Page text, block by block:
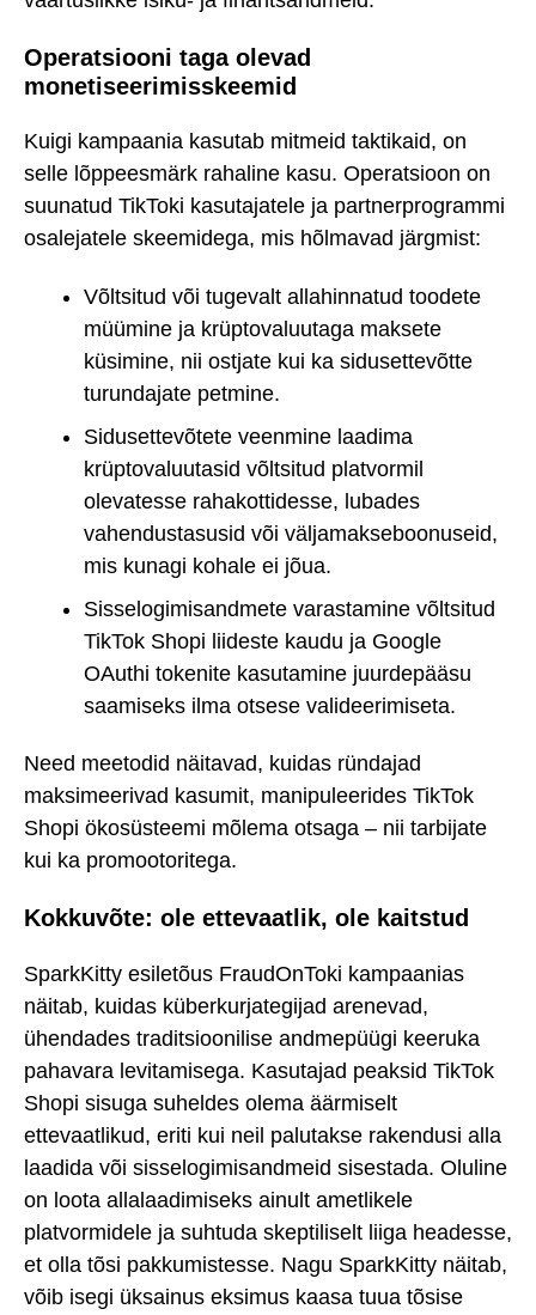
Operatsiooni taga olevad
monetiseerimisskeemid
Kuigi kampaania kasutab mitmeid taktikaid, on
selle lõppeesmärk rahaline kasu. Operatsioon on
suunatud TikToki kasutajatele ja partnerprogrammi
osalejatele skeemidega, mis hõlmavad järgmist:
Võltsitud või tugevalt allahinnatud toodete
müümine ja krüptovaluutaga maksete
küsimine, nii ostjate kui ka sidusettevõtte
turundajate petmine.
Sidusettevõtete veenmine laadima
krüptovaluutasid võltsitud platvormil
olevatesse rahakottidesse, lubades
vahendustasusid või väljamakseboonuseid,
mis kunagi kohale ei jõua.
Sisselogimisandmete varastamine võltsitud
TikTok Shopi liideste kaudu ja Google
OAuthi tokenite kasutamine juurdepääsu
saamiseks ilma otsese valideerimiseta.
Need meetodid näitavad, kuidas ründajad
maksimeerivad kasumit, manipuleerides TikTok
Shopi ökosüsteemi mõlema otsaga – nii tarbijate
kui ka promootoritega.
Kokkuvõte: ole ettevaatlik, ole kaitstud
SparkKitty esiletõus FraudOnToki kampaanias
näitab, kuidas küberkurjategijad arenevad,
ühendades traditsioonilise andmepüügi keeruka
pahavara levitamisega. Kasutajad peaksid TikTok
Shopi sisuga suheldes olema äärmiselt
ettevaatlikud, eriti kui neil palutakse rakendusi alla
laadida või sisselogimisandmeid sisestada. Oluline
on loota allalaadimiseks ainult ametlikele
platvormidele ja suhtuda skeptiliselt liiga headesse,
et olla tõsi pakkumistesse. Nagu SparkKitty näitab,
võib isegi üksainus eksimus kaasa tuua tõsise